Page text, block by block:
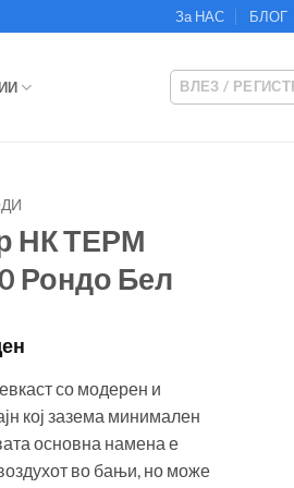
За НАС БЛОГ
ВЛЕЗ /
НК ТЕРМ
Рондо Бел
со модерен и
кој зазема минимален
основна намена е
во бањи, но може